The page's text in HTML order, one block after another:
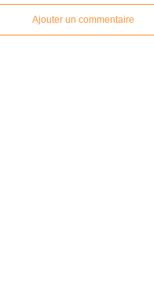
Ajouter un commentaire